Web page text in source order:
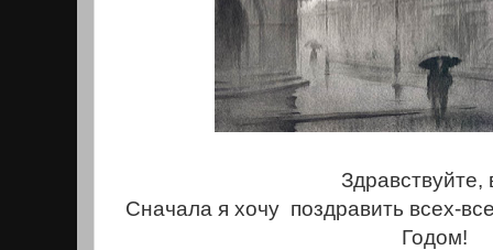
Здравствуйте,
Сначала я хочу поздравить всех-
Годом!